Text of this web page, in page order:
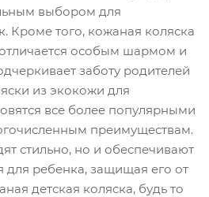
выбором для
Кроме того, кожаная коляска
особым шармом и
заботу родителей
из экокожи для
все более популярными
преимуществам.
стильно, но и обеспечивают
для ребенка, защищая его от
детская коляска, будь то